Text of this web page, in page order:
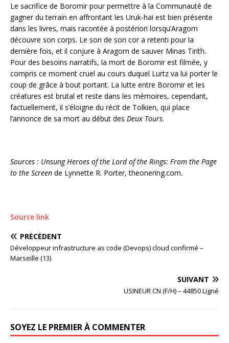
Le sacrifice de Boromir pour permettre à la Communauté de
gagner du terrain en affrontant les Uruk-hai est bien présente
dans les livres, mais racontée à postériori lorsqu’Aragorn
découvre son corps. Le son de son cor a retenti pour la
dernière fois, et il conjure à Aragorn de sauver Minas Tirith.
Pour des besoins narratifs, la mort de Boromir est filmée, y
compris ce moment cruel au cours duquel Lurtz va lui porter le
coup de grâce à bout portant. La lutte entre Boromir et les
créatures est brutal et reste dans les mémoires, cependant,
factuellement, il s’éloigne du récit de Tolkien, qui place
l’annonce de sa mort au début des Deux Tours.
Sources : Unsung Heroes of the Lord of the Rings: From the Page
to the Screen de Lynnette R. Porter,theonering.com.
Source link
PRÉCÉDENT
Développeur infrastructure as code (Devops) cloud confirmé –
Marseille (13)
SUIVANT
USINEUR CN (F/H) – 44850 Ligné
SOYEZ LE PREMIER À COMMENTER